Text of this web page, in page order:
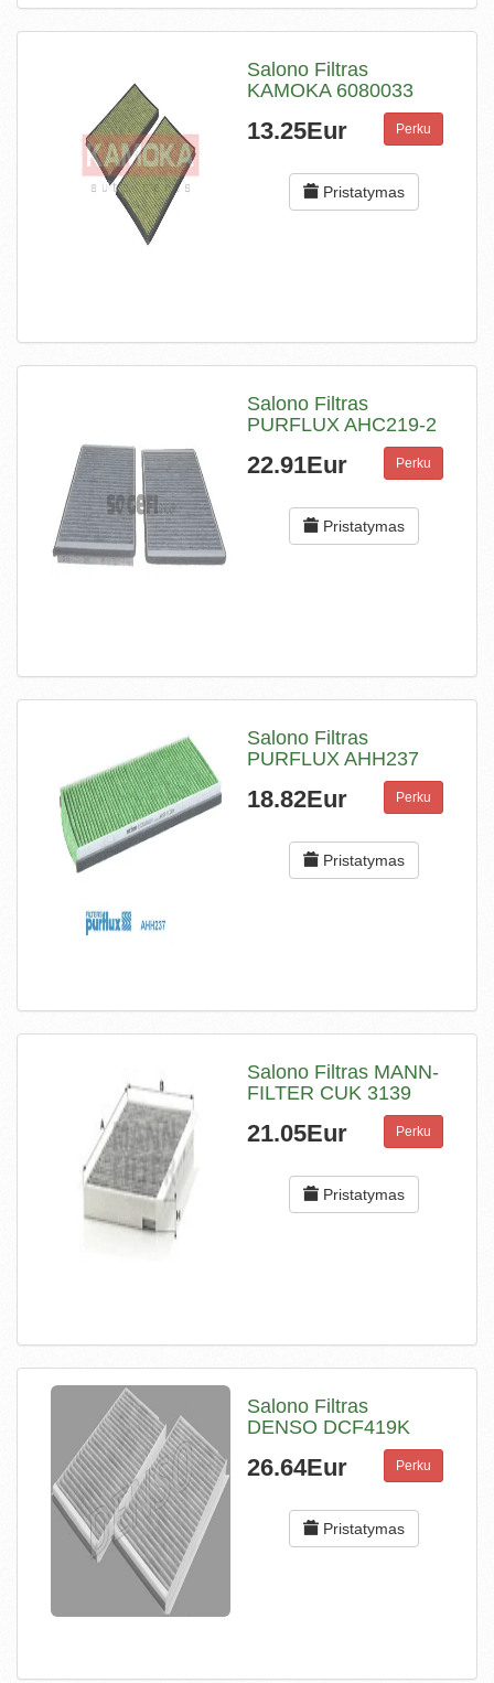
Salono Filtras
KAMOKA 6080033
13.25Eur Perku
Pristatymas
Salono Filtras
PURFLUX AHC219-2
22.91Eur Perku
Pristatymas
Salono Filtras
PURFLUX AHH237
18.82Eur Perku
Pristatymas
Salono Filtras MANN-
FILTER CUK 3139
21.05Eur Perku
Pristatymas
Salono Filtras
DENSO DCF419K
26.64Eur Perku
Pristatymas